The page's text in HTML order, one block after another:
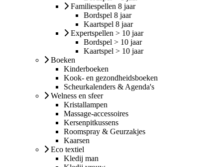
Familiespellen 8 jaar
Bordspel 8 jaar
Kaartspel 8 jaar
Expertspellen > 10 jaar
Bordspel > 10 jaar
Kaartspel > 10 jaar
Boeken
Kinderboeken
Kook- en gezondheidsboeken
Scheurkalenders & Agenda's
Welness en sfeer
Kristallampen
Massage-accessoires
Kersenpitkussens
Roomspray & Geurzakjes
Kaarsen
Eco textiel
Kledij man